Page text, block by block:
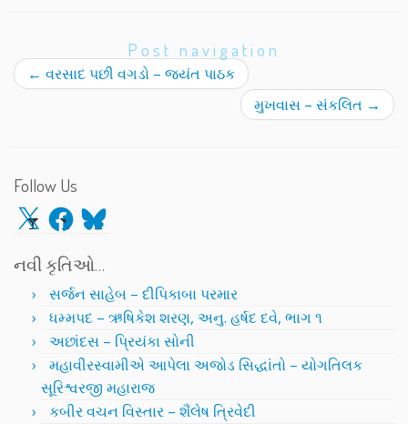
Post navigation
← વરસાદ પછી વગડો – જયંત પાઠક
મુખવાસ – સંકલિત →
Follow Us
X Facebook
Bluesky
નવી કૃતિઓ…
સર્જન સાહેબ – દીપિકાબા પરમાર
ધમ્મપદ – ઋષિકેશ શરણ, અનુ. હર્ષદ દવે, ભાગ ૧
અછાંદસ – પ્રિયંકા સોની
મહાવીરસ્વામીએ આપેલા અજોડ સિદ્ધાંતો – યોગતિલક
સૂરિશ્વરજી મહારાજ
કબીર વચન વિસ્તાર – શૈલેષ ત્રિવેદી